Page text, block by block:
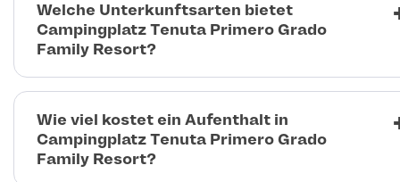
Welche Unterkunftsarten bietet
Campingplatz Tenuta Primero Grado
Family Resort?
Wie viel kostet ein Aufenthalt in
Campingplatz Tenuta Primero Grado
Family Resort?